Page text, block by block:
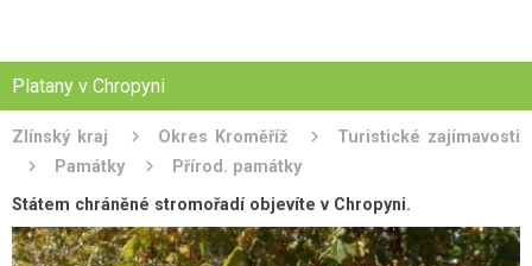
Platany v Chropyni
Zlínský kraj Okres Kroměříž
Turistické zajímavosti
Památky
Přírod. památky
Státem chráněné stromořadí objevíte v Chropyni.